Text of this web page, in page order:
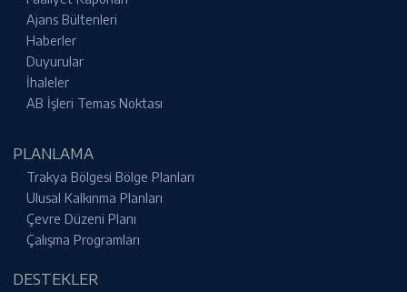
Ajans Bültenleri
Haberler
Duyurular
İhaleler
AB İşleri Temas Noktası
PLANLAMA
Trakya Bölgesi Bölge Planları
Ulusal Kalkınma Planları
Çevre Düzeni Planı
Çalışma Programları
DESTEKLER